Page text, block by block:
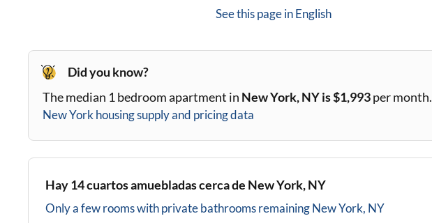
See this page inEnglish
Did you know?
The median 1 bedroom apartment in New York, NYis $1,993per month.
New Yorkhousing supply and pricing data
Hay14cuartos amuebladas cerca de New York, NY
Only a few rooms with private bathroomsremainingNew York, NY